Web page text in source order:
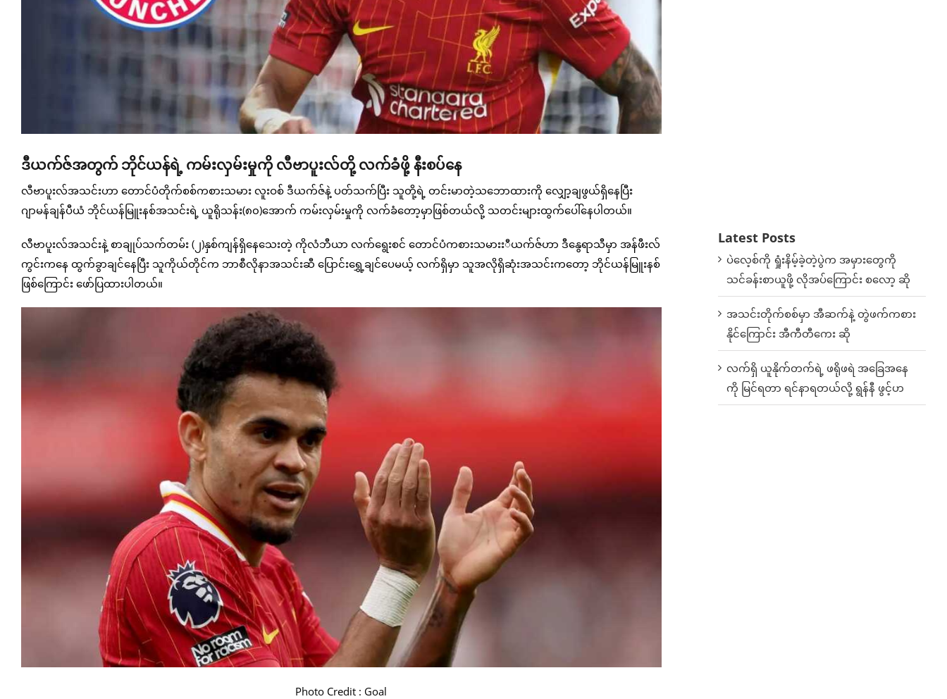
ဒီယက်ဇ်အတွက် ဘိုင်ယန်ရဲ့ ကမ်းလှမ်းမှုကို လီဗာပူးလ်တို့ လက်ခံဖို့ နီးစပ်နေ
လီဗာပူးလ်အသင်းဟာ တောင်ပံတိုက်စစ်ကစားသမား လူးဝစ် ဒီယက်ဇ်နဲ့ ပတ်သက်ပြီး သူတို့ရဲ့ တင်းမာတဲ့သဘောထားကို လျှော့ချဖွယ်ရှိနေပြီး
ဂျာမန်ချန်ပီယံ ဘိုင်ယန်မြူးနစ်အသင်းရဲ့ ယူရိုသန်း(၈၀)အောက် ကမ်းလှမ်းမှုကို လက်ခံတော့မှာဖြစ်တယ်လို့ သတင်းများထွက်ပေါ်နေပါတယ်။
လီဗာပူးလ်အသင်းနဲ့ စာချုပ်သက်တမ်း (၂)နှစ်ကျန်ရှိနေသေးတဲ့ ကိုလံဘီယာ လက်ရွေးစင် တောင်ပံကစားသမားးီယက်ဇ်ဟာ ဒီနွေရာသီမှာ အန်ဖီးလ်
ကွင်းကနေ ထွက်ခွာချင်နေပြီး သူကိုယ်တိုင်က ဘာစီလိုနာအသင်းဆီ ပြောင်းရွှေ့ချင်ပေမယ့် လက်ရှိမှာ သူအလိုရှိဆုံးအသင်းကတော့ ဘိုင်ယန်မြူးနစ်
ဖြစ်ကြောင်း ဖော်ပြထားပါတယ်။
Photo Credit : Goal
Latest Posts
ပဲလေ့စ်ကို ရှုံးနိမ့်ခဲ့တဲ့ပွဲက အမှားတွေကို
သင်ခန်းစာယူဖို့ လိုအပ်ကြောင်း စလော့ ဆို
အသင်းတိုက်စစ်မှာ အီဆက်နဲ့ တွဲဖက်ကစား
နိုင်ကြောင်း အီကီတီကေး ဆို
လက်ရှိ ယူနိုက်တက်ရဲ့ ဖရိုဖရဲ အခြေအနေ
ကို မြင်ရတာ ရင်နာရတယ်လို့ ရွန်နီ ဖွင့်ဟ